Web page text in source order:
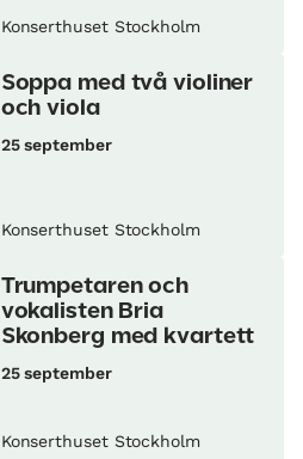
Konserthuset Stockholm
Soppa med två violiner
och viola
25 september
Konserthuset Stockholm
Trumpetaren och
vokalisten Bria
Skonberg med kvartett
25 september
Konserthuset Stockholm